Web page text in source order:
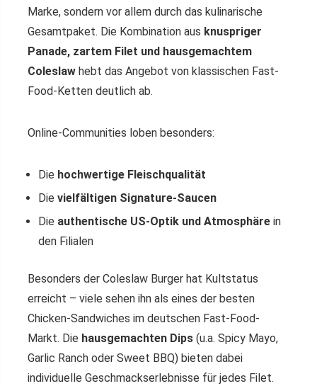
Marke, sondern vor allem durch das kulinarische
Gesamtpaket. Die Kombination aus knuspriger
Panade, zartem Filet und hausgemachtem
Coleslaw hebt das Angebot von klassischen Fast-
Food-Ketten deutlich ab.
Online-Communities loben besonders:
Die hochwertige Fleischqualität
Die vielfältigen Signature-Saucen
Die authentische US-Optik und Atmosphäre in
den Filialen
Besonders der Coleslaw Burger hat Kultstatus
erreicht – viele sehen ihn als eines der besten
Chicken-Sandwiches im deutschen Fast-Food-
Markt. Die hausgemachten Dips (u.a. Spicy Mayo,
Garlic Ranch oder Sweet BBQ) bieten dabei
individuelle Geschmackserlebnisse für jedes Filet.